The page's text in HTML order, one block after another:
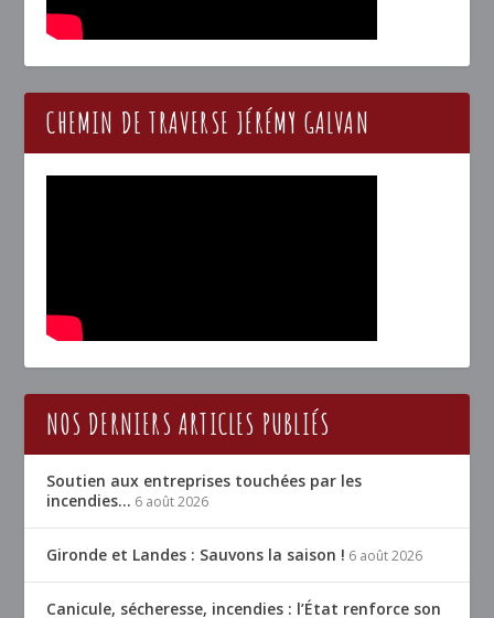
CHEMIN DE TRAVERSE JÉRÉMY GALVAN
NOS DERNIERS ARTICLES PUBLIÉS
Soutien aux entreprises touchées par les
incendies… 6 août 2026
Gironde et Landes : Sauvons la saison ! 6 août 2026
Canicule, sécheresse, incendies : l’État renforce son